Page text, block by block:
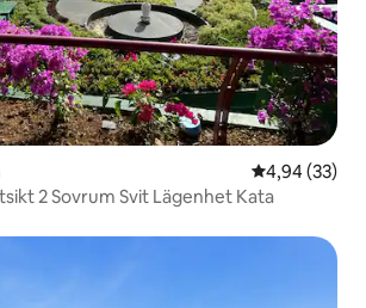
4,94 av 5 i
4,94 (33)
2 Sovrum Svit Lägenhet Kata